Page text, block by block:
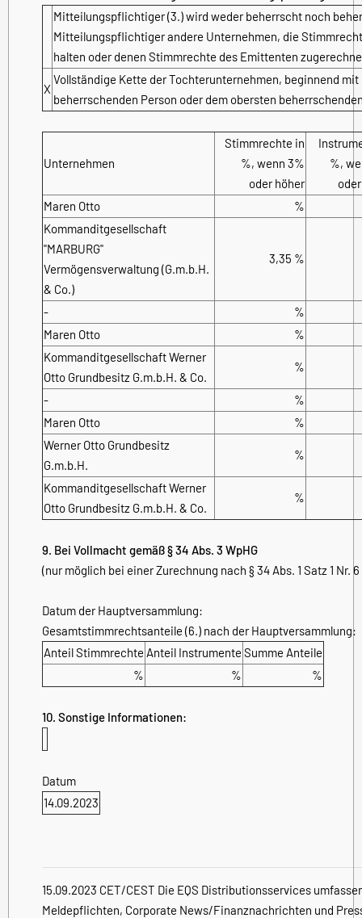
Mitteilungspflichtiger (3.) wird weder beherrscht noch
Mitteilungspflichtiger andere Unternehmen, die
halten oder denen Stimmrechte des Emittenten
X
Vollständige Kette der Tochterunternehmen, beginnend mit
beherrschenden Person oder dem obersten
Unternehmen
Stimmrechte in
%, wenn 3%
oder höher
%,
Maren Otto
%
Kommanditgesellschaft
"MARBURG"
Vermögensverwaltung (G.m.b.H.
& Co.)
3,35 %
-
%
Maren Otto
%
Kommanditgesellschaft Werner
Otto Grundbesitz G.m.b.H. & Co.
%
-
%
Maren Otto
%
Werner Otto Grundbesitz
G.m.b.H.
%
Kommanditgesellschaft Werner
Otto Grundbesitz G.m.b.H. & Co.
%
9. Bei Vollmacht gemäß § 34 Abs. 3 WpHG
(nur möglich bei einer Zurechnung nach § 34 Abs. 1 Satz 1 Nr. 6
Datum der Hauptversammlung:
Gesamtstimmrechtsanteile (6.) nach der Hauptversammlung:
Anteil Stimmrechte Anteil Instrumente Summe Anteile
%
% %
10. Sonstige Informationen:
Datum
14.09.2023
15.09.2023 CET/CEST Die EQS Distributionsservices
Meldepflichten, Corporate News/Finanznachrichten und